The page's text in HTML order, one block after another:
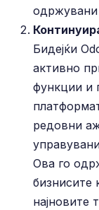
одржувани
Бидејќи
активно
функции и
редовни
Ова го
бизнисите
најновите